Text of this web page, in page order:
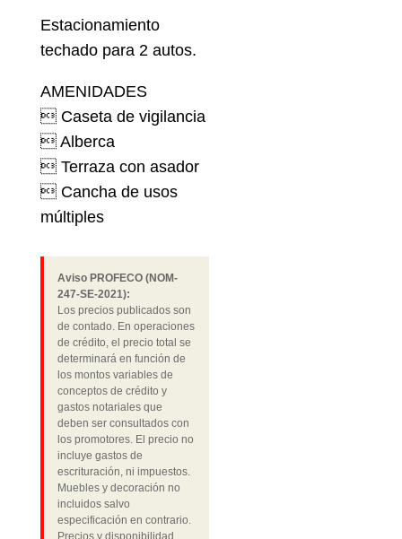
Estacionamiento
techado para 2 autos.
AMENIDADES
 Caseta de vigilancia
 Alberca
 Terraza con asador
 Cancha de usos
múltiples
Aviso PROFECO (NOM-
247-SE-2021):
Los precios publicados son
de contado. En operaciones
de crédito, el precio total se
determinará en función de
los montos variables de
conceptos de crédito y
gastos notariales que
deben ser consultados con
los promotores. El precio no
incluye gastos de
escrituración, ni impuestos.
Muebles y decoración no
incluidos salvo
especificación en contrario.
Precios y disponibilidad